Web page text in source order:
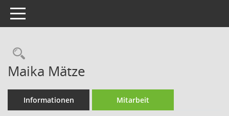
Toggle navigation
Rechercheauswahl
Maika Mätze
Informationen Mitarbeit